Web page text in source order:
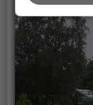
Gestüt mit
werden
ein Kiosk.